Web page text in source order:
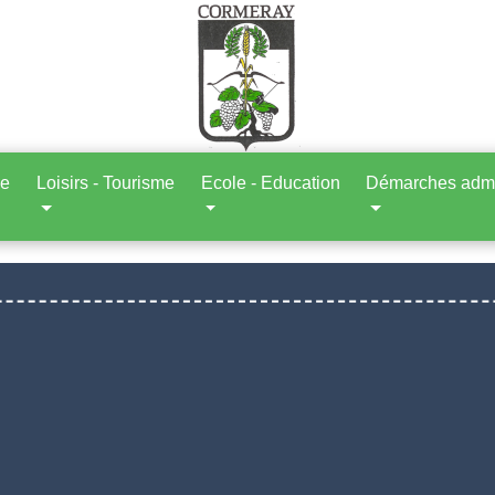
Loisirs - Tourisme Ecole - Education Démarches